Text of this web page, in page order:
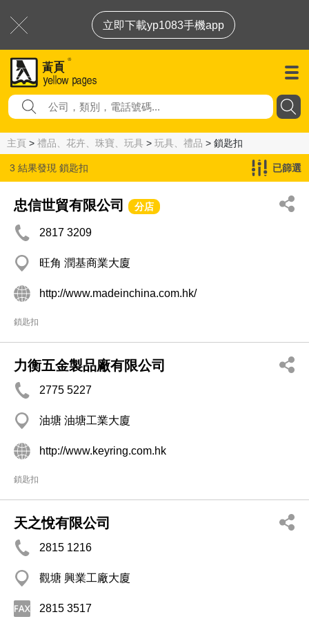
立即下載yp1083手機app
主頁 > 禮品、花卉、珠寶、玩具 > 玩具、禮品 > 鎖匙扣
3 結果發現 鎖匙扣 已篩選
忠信世貿有限公司 分店
2817 3209
旺角 潤基商業大廈
http://www.madeinchina.com.hk/
鎖匙扣
力衡五金製品廠有限公司
2775 5227
油塘 油塘工業大廈
http://www.keyring.com.hk
鎖匙扣
天之悅有限公司
2815 1216
觀塘 興業工廠大廈
2815 3517